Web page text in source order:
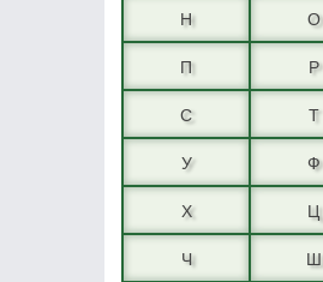
Н
О
П
Р
С
Т
У
Ф
Х
Ц
Ч
Ш